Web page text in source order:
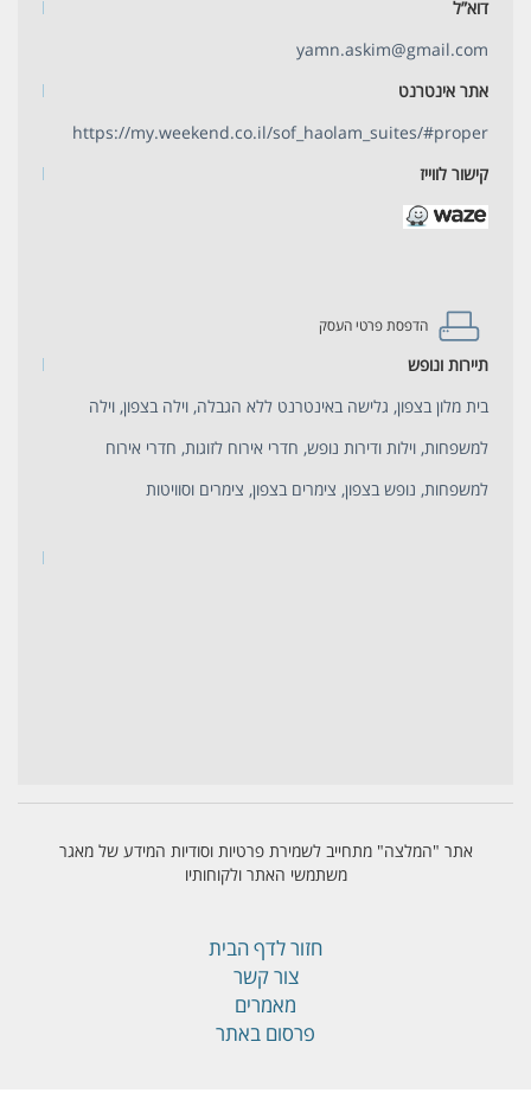
דוא”ל
yamn.askim@gmail.com
אתר אינטרנט
https://my.weekend.co.il/sof_haolam_suites/#proper
קישור לווייז
הדפסת פרטי העסק
תיירות ונופש
בית מלון בצפון, גלישה באינטרנט ללא הגבלה, וילה בצפון, וילה
למשפחות, וילות ודירות נופש, חדרי אירוח לזוגות, חדרי אירוח
למשפחות, נופש בצפון, צימרים בצפון, צימרים וסוויטות
אתר "המלצה" מתחייב לשמירת פרטיות וסודיות המידע של מאגר
משתמשי האתר ולקוחותיו
חזור לדף הבית
צור קשר
מאמרים
פרסום באתר